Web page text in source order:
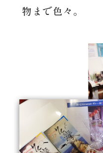
物まで色々。